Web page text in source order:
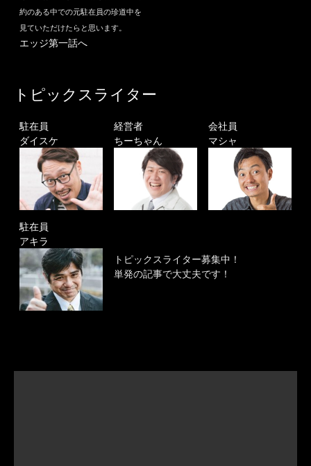
約のある中での元駐在員の珍道中を
見ていただけたらと思います。
エッジ第一話へ
トピックスライター
駐在員
ダイスケ
経営者
ちーちゃん
会社員
マシャ
駐在員
アキラ
トピックスライター募集中！
単発の記事で大丈夫です！